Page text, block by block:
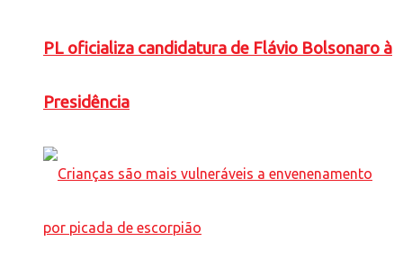
PL oficializa candidatura de Flávio Bolsonaro à
Presidência